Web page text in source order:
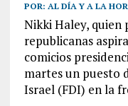
POR: AL DÍA Y A LA
Nikki Haley, quien
republicanas
comicios
martes un puesto
Israel (FDI) en la